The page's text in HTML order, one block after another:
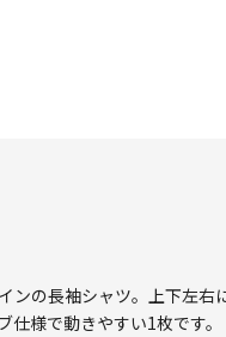
ンの長袖シャツ。上下左
様で動きやすい1枚です。